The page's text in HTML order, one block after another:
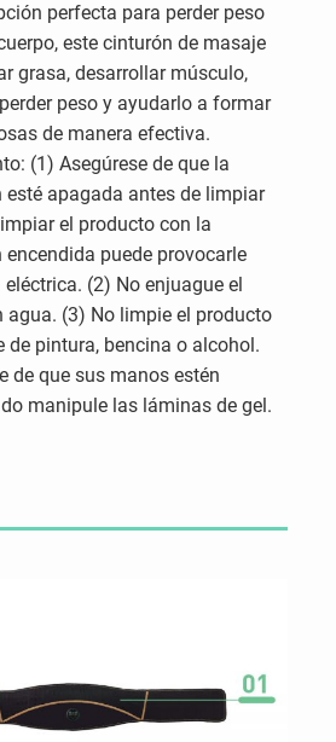
perfecta para perder peso
este cinturón de masaje
grasa, desarrollar músculo,
peso y ayudarlo a formar
de manera efectiva.
(1) Asegúrese de que la
apagada antes de limpiar
el producto con la
puede provocarle
(2) No enjuague el
agua. (3) No limpie el producto
de pintura, bencina o alcohol.
de que sus manos estén
manipule las láminas de gel.